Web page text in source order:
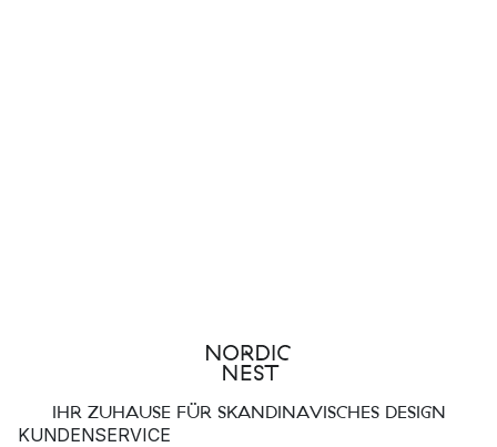
IHR ZUHAUSE FÜR SKANDINAVISCHES DESIGN
KUNDENSERVICE